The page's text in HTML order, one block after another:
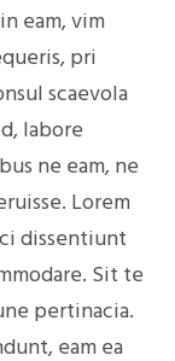
eam, vim
pri
scaevola
labore
ne eam, ne
Lorem
dissentiunt
Sit te
pertinacia.
eam ea